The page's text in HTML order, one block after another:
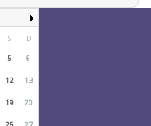
S
D
5 6
12 13
19 20